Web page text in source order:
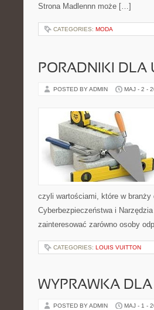
Strona Madlennn może […]
CATEGORIES: MODA
PORADNIKI DLA
POSTED BY ADMIN MAJ - 2 -
czyli wartościami, które w
Cyberbezpieczeństwa i
zainteresować zarówno osoby
CATEGORIES: LOUIS VUITTON
WYPRAWKA
POSTED BY ADMIN MAJ - 1 -